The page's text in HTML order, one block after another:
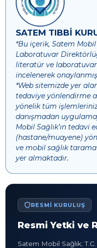
SATEM TIBBİ
*Bu içerik, Satem Mobil
Laboratuvar
literatür ve laboratuvar
incelenerek
*Web sitemizde yer
tedaviye yönlendirme
yönelik tüm
danışmadan
Mobil Sağlık’ın tedavi
(hastane/muayene)
ve mobil sağlık
yer almaktadır.
RESMI KURULUŞ
Resmi Yetki ve
Satem Mobil Sağlık;